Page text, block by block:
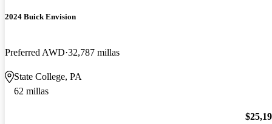
2024 Buick Envision
Preferred AWD 32,787 millas
State College, PA
62 millas